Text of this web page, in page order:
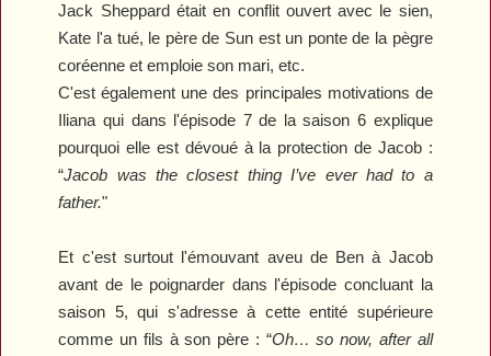
Jack Sheppard était en conflit ouvert avec le sien,
Kate l'a tué, le père de Sun est un ponte de la pègre
coréenne et emploie son mari, etc.
C'est également une des principales motivations de
Iliana qui dans l'épisode 7 de la saison 6 explique
pourquoi elle est dévoué à la protection de Jacob :
“Jacob was the closest thing I’ve ever had to a
father."
Et c'est surtout l'émouvant aveu de Ben à Jacob
avant de le poignarder dans l'épisode concluant la
saison 5, qui s'adresse à cette entité supérieure
comme un fils à son père : “Oh… so now, after all